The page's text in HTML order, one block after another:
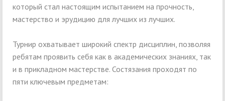
который стал настоящим испытанием на прочность,
мастерство и эрудицию для лучших из лучших.
Турнир охватывает широкий спектр дисциплин, позволяя
ребятам проявить себя как в академических знаниях, так
и в прикладном мастерстве. Состязания проходят по
пяти ключевым предметам: